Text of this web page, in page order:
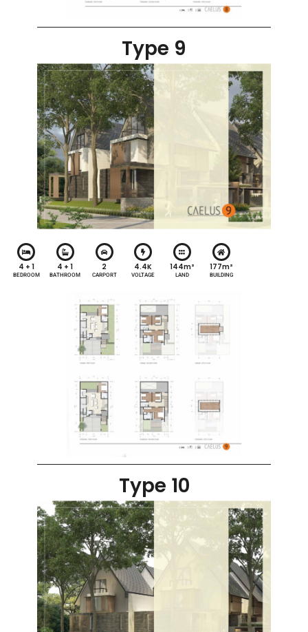
Type 9
4 + 1
BEDROOM
4 + 1
BATHROOM
2
CARPORT
4.4K
VOLTAGE
144m²
LAND
177m²
BUILDING
Type 10